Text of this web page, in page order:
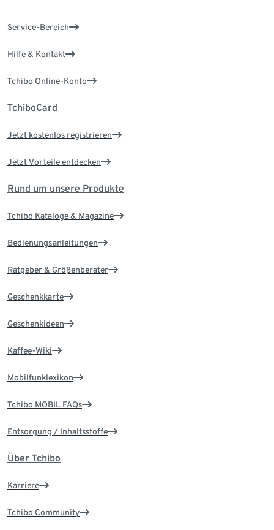
Service-Bereich
Hilfe & Kontakt
Tchibo Online-Konto
TchiboCard
Jetzt kostenlos registrieren
Jetzt Vorteile entdecken
Rund um unsere Produkte
Tchibo Kataloge & Magazine
Bedienungsanleitungen
Ratgeber & Größenberater
Geschenkkarte
Geschenkideen
Kaffee-Wiki
Mobilfunklexikon
Tchibo MOBIL FAQs
Entsorgung / Inhaltsstoffe
Über Tchibo
Karriere
Tchibo Community